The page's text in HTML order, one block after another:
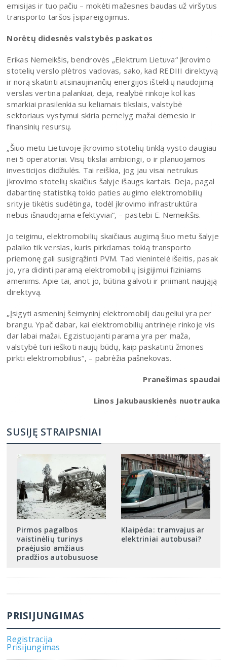
emisijas ir tuo pačiu – mokėti mažesnes baudas už viršytus
transporto taršos įsipareigojimus.
Norėtų didesnės valstybės paskatos
Erikas Nemeikšis, bendrovės „Elektrum Lietuva“ Įkrovimo
stotelių verslo plėtros vadovas, sako, kad REDIII direktyvą
ir norą skatinti atsinaujinančių energijos išteklių naudojimą
verslas vertina palankiai, deja, realybė rinkoje kol kas
smarkiai prasilenkia su keliamais tikslais, valstybė
sektoriaus vystymui skiria pernelyg mažai dėmesio ir
finansinių resursų.
„Šiuo metu Lietuvoje įkrovimo stotelių tinklą vysto daugiau
nei 5 operatoriai. Visų tikslai ambicingi, o ir planuojamos
investicijos didžiulės. Tai reiškia, jog jau visai netrukus
įkrovimo stotelių skaičius šalyje išaugs kartais. Deja, pagal
dabartinę statistiką tokio paties augimo elektromobilių
srityje tikėtis sudėtinga, todėl įkrovimo infrastruktūra
nebus išnaudojama efektyviai“, – pastebi E. Nemeikšis.
Jo teigimu, elektromobilių skaičiaus augimą šiuo metu šalyje
palaiko tik verslas, kuris pirkdamas tokią transporto
priemonę gali susigrąžinti PVM. Tad vienintelė išeitis, pasak
jo, yra didinti paramą elektromobilių įsigijimui fiziniams
amenims. Apie tai, anot jo, būtina galvoti ir priimant naująją
direktyvą.
„Įsigyti asmeninį šeimyninį elektromobilį daugeliui yra per
brangu. Ypač dabar, kai elektromobilių antrinėje rinkoje vis
dar labai mažai. Egzistuojanti parama yra per maža,
valstybė turi ieškoti naujų būdų, kaip paskatinti žmones
pirkti elektromobilius“, – pabrėžia pašnekovas.
Pranešimas spaudai
Linos Jakubauskienės nuotrauka
SUSIJĘ STRAIPSNIAI
Pirmos pagalbos
vaistinėlių turinys
praėjusio amžiaus
pradžios autobusuose
Klaipėda: tramvajus ar
elektriniai autobusai?
PRISIJUNGIMAS
Registracija
Prisijungimas